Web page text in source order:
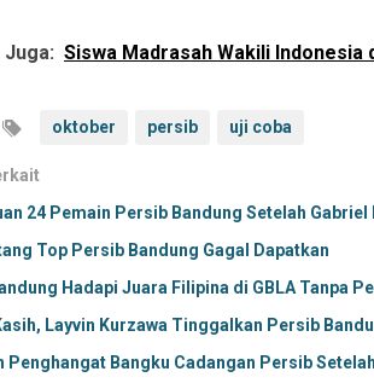
Juga: Siswa Madrasah Wakili
oktober persib uji coba
24 Pemain Persib Bandung Setelah
Top Persib Bandung Gagal Dapatkan
Hadapi Juara Filipina di GBLA Tanpa
Layvin Kurzawa Tinggalkan Persib
Penghangat Bangku Cadangan Persib